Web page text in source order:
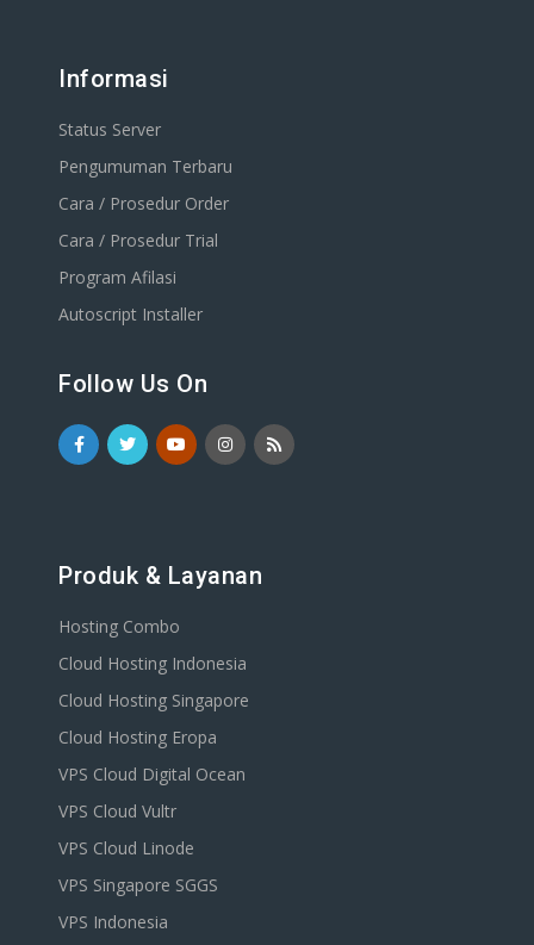
Informasi
Status Server
Pengumuman Terbaru
Cara / Prosedur Order
Cara / Prosedur Trial
Program Afilasi
Autoscript Installer
Follow Us On
Produk & Layanan
Hosting Combo
Cloud Hosting Indonesia
Cloud Hosting Singapore
Cloud Hosting Eropa
VPS Cloud Digital Ocean
VPS Cloud Vultr
VPS Cloud Linode
VPS Singapore SGGS
VPS Indonesia